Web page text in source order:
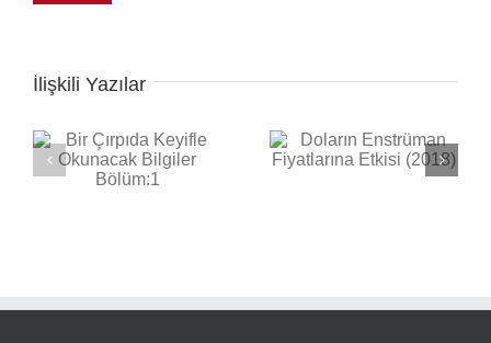
İlişkili Yazılar
Doların Enstrüman
Fiyatlarına Etkisi
Müzisyenlik Nedir?
Müzisyen Nasıl